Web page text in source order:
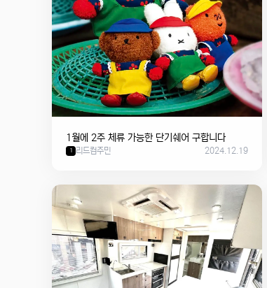
1월에 2주 체류 가능한 단기쉐어 구합니다
1 리드컴주민 2024.12.19